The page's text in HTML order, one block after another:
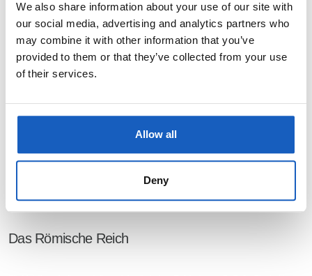
We also share information about your use of our site with
our social media, advertising and analytics partners who
may combine it with other information that you’ve
provided to them or that they’ve collected from your use
of their services.
Allow all
Deny
wurde in China der Hochofen erfunden, und Eisen wurde in größerem
Umfang verfügbar. In den Niederlanden begann man um 800 v. Chr.
mehr und mehr mit Eisen zu arbeiten, das die Verwendung von Bronze
ersetzte.
Dies ist der Beginn der Eisenzeit. Da Eisen leicht korrodiert, sind nur
wenige Objekte aus der Eisenzeit erhalten geblieben. Erst in den letzten
200 Jahren ist es gelungen, Eisenlegierungen so effizient zu reinigen,
, wie wir ihn heute kennen, im großen Maßstab verfügbar ist.
Das Römische Reich